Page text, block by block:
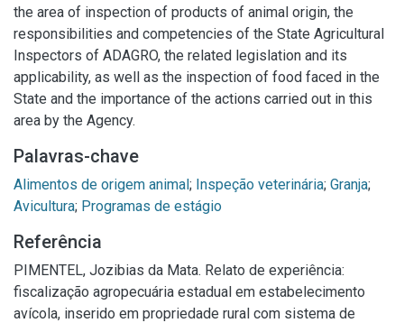
the area of inspection of products of animal origin, the
responsibilities and competencies of the State Agricultural
Inspectors of ADAGRO, the related legislation and its
applicability, as well as the inspection of food faced in the
State and the importance of the actions carried out in this
area by the Agency.
Palavras-chave
Alimentos de origem animal; Inspeção veterinária; Granja;
Avicultura; Programas de estágio
Referência
PIMENTEL, Jozibias da Mata. Relato de experiência:
fiscalização agropecuária estadual em estabelecimento
avícola, inserido em propriedade rural com sistema de